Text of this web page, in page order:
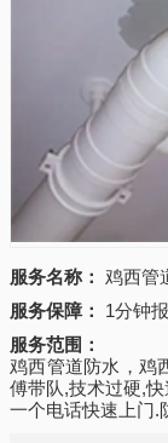
服务名称：
鸡西管
服务保障：
1分钟
服务范围：
鸡西管道防水，鸡
傅带队,技术过硬,快
一个电话快速上门.